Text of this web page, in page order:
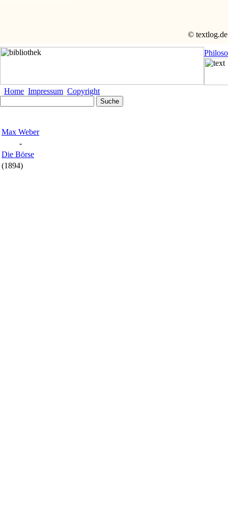
© textlog.de
Home Impressum Copyright
Max Weber
-
Die Börse
(1894)